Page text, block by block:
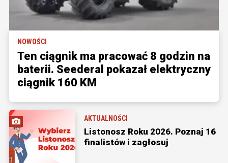
NOWOŚCI
Ten ciągnik ma pracować 8 godzin na
baterii. Seederal pokazał elektryczny
ciągnik 160 KM
AKTUALNOŚCI
Listonosz Roku 2026. Poznaj 16
finalistów i zagłosuj